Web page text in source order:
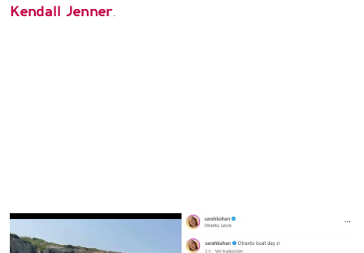
Kendall Jenner.